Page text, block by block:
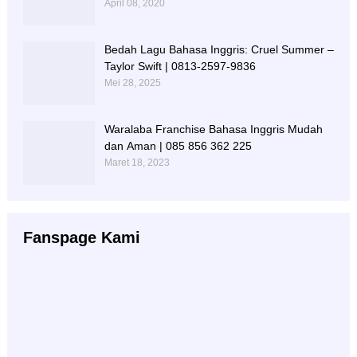
April 08, 2020
Bedah Lagu Bahasa Inggris: Cruel Summer –
Taylor Swift | 0813-2597-9836
Mei 28, 2025
Waralaba Franchise Bahasa Inggris Mudah
dan Aman | 085 856 362 225
Maret 18, 2023
Fanspage Kami